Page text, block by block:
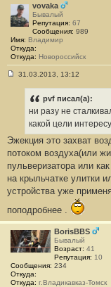
vovaka
Бывалый
Репутация: 67
Сообщения: 989
Имя: Владимир
Откуда:
Откуда: Новороссийск
и
#
7
31.03.2013, 13:12
pvf писал(а):
ни разу не
какой цели
Эжекция это захват
потоком воздуха(или
пульверизатора или
на крыльчатке улитки
устройства уже
поподробнее .
BorisBBS
Бывалый
Возраст: 41
Репутация: 10
Сообщения: 234
Откуда:
Откуда: г.Владикавказ-Томск